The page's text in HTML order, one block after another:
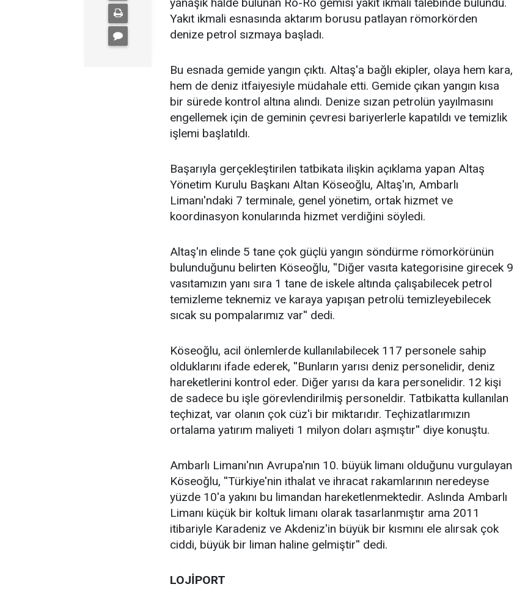
yanaşık halde bulunan Ro-Ro gemisi yakıt ikmali talebinde bulundu.
Yakıt ikmali esnasında aktarım borusu patlayan römorkörden
denize petrol sızmaya başladı.
Bu esnada gemide yangın çıktı. Altaş'a bağlı ekipler, olaya hem kara,
hem de deniz itfaiyesiyle müdahale etti. Gemide çıkan yangın kısa
bir sürede kontrol altına alındı. Denize sızan petrolün yayılmasını
engellemek için de geminin çevresi bariyerlerle kapatıldı ve temizlik
işlemi başlatıldı.
Başarıyla gerçekleştirilen tatbikata ilişkin açıklama yapan Altaş
Yönetim Kurulu Başkanı Altan Köseoğlu, Altaş'ın, Ambarlı
Limanı'ndaki 7 terminale, genel yönetim, ortak hizmet ve
koordinasyon konularında hizmet verdiğini söyledi.
Altaş'ın elinde 5 tane çok güçlü yangın söndürme römorkörünün
bulunduğunu belirten Köseoğlu, ''Diğer vasıta kategorisine girecek 9
vasıtamızın yanı sıra 1 tane de iskele altında çalışabilecek petrol
temizleme teknemiz ve karaya yapışan petrolü temizleyebilecek
sıcak su pompalarımız var'' dedi.
Köseoğlu, acil önlemlerde kullanılabilecek 117 personele sahip
olduklarını ifade ederek, ''Bunların yarısı deniz personelidir, deniz
hareketlerini kontrol eder. Diğer yarısı da kara personelidir. 12 kişi
de sadece bu işle görevlendirilmiş personeldir. Tatbikatta kullanılan
teçhizat, var olanın çok cüz'i bir miktarıdır. Teçhizatlarımızın
ortalama yatırım maliyeti 1 milyon doları aşmıştır'' diye konuştu.
Ambarlı Limanı'nın Avrupa'nın 10. büyük limanı olduğunu vurgulayan
Köseoğlu, ''Türkiye'nin ithalat ve ihracat rakamlarının neredeyse
yüzde 10'a yakını bu limandan hareketlenmektedir. Aslında Ambarlı
Limanı küçük bir koltuk limanı olarak tasarlanmıştır ama 2011
itibariyle Karadeniz ve Akdeniz'in büyük bir kısmını ele alırsak çok
ciddi, büyük bir liman haline gelmiştir'' dedi.
LOJİPORT